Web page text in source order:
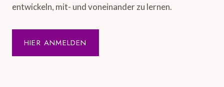
entwickeln, mit- und voneinander zu lernen.
HIER ANMELDEN